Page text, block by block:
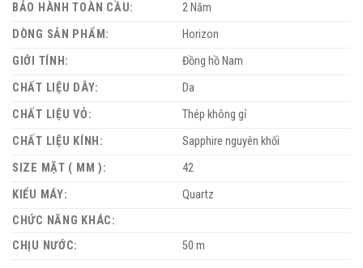
BẢO HÀNH TOÀN CẦU:
2 Năm
DÒNG SẢN PHẨM:
Horizon
GIỚI TÍNH:
Đồng hồ Nam
CHẤT LIỆU DÂY:
Da
CHẤT LIỆU VỎ:
Thép không gỉ
CHẤT LIỆU KÍNH:
Sapphire nguyên khối
SIZE MẶT ( MM ):
42
KIỂU MÁY:
Quartz
CHỨC NĂNG KHÁC:
CHỊU NƯỚC:
50 m